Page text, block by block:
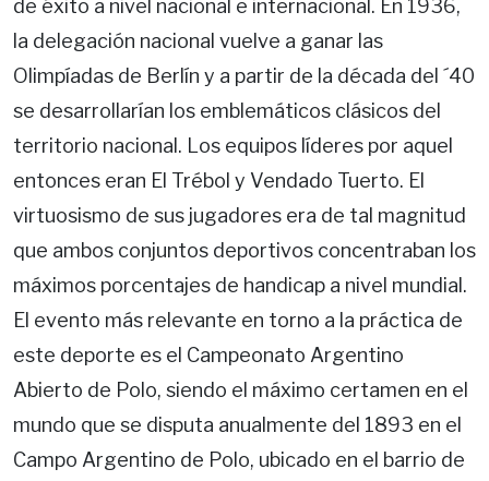
de éxito a nivel nacional e internacional. En 1936,
la delegación nacional vuelve a ganar las
Olimpíadas de Berlín y a partir de la década del ´40
se desarrollarían los emblemáticos clásicos del
territorio nacional. Los equipos líderes por aquel
entonces eran El Trébol y Vendado Tuerto. El
virtuosismo de sus jugadores era de tal magnitud
que ambos conjuntos deportivos concentraban los
máximos porcentajes de handicap a nivel mundial.
El evento más relevante en torno a la práctica de
este deporte es el Campeonato Argentino
Abierto de Polo, siendo el máximo certamen en el
mundo que se disputa anualmente del 1893 en el
Campo Argentino de Polo, ubicado en el barrio de